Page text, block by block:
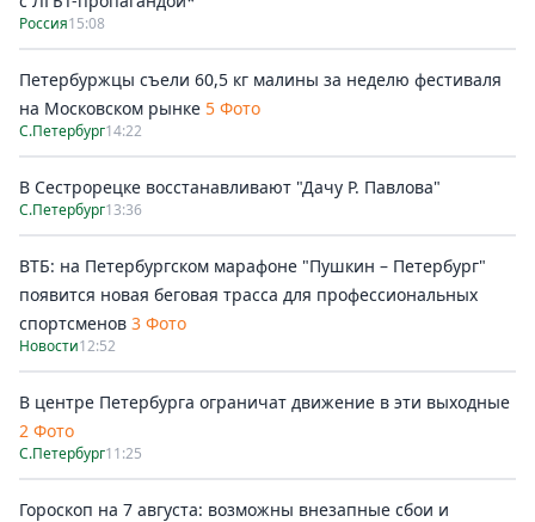
Россия15:08
Петербуржцы съели 60,5 кг малины за неделю фестиваля
на Московском рынке 5 Фото
С.Петербург14:22
В Сестрорецке восстанавливают "Дачу Р. Павлова"
С.Петербург13:36
ВТБ: на Петербургском марафоне "Пушкин – Петербург"
появится новая беговая трасса для профессиональных
спортсменов 3 Фото
Новости12:52
В центре Петербурга ограничат движение в эти выходные
2 Фото
С.Петербург11:25
Гороскоп на 7 августа: возможны внезапные сбои и